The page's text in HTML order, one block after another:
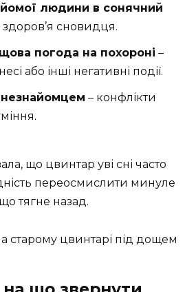
людини в сонячний
здоров’я сновидця.
погода на похороні –
або інші негативні події.
– конфлікти
що цвинтар уві сні часто
переосмислити минуле
тягне назад.